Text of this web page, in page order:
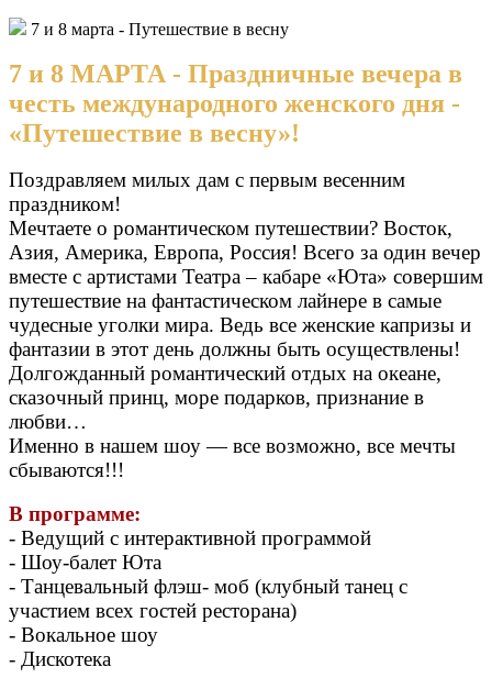
7 и 8 марта - Путешествие в весну
7 и 8 МАРТА - Праздничные вечера в
честь международного женского дня -
«Путешествие в весну»!
Поздравляем милых дам с первым весенним
праздником!
Мечтаете о романтическом путешествии? Восток,
Азия, Америка, Европа, Россия! Всего за один вечер
вместе с артистами Театра – кабаре «Юта» совершим
путешествие на фантастическом лайнере в самые
чудесные уголки мира. Ведь все женские капризы и
фантазии в этот день должны быть осуществлены!
Долгожданный романтический отдых на океане,
сказочный принц, море подарков, признание в
любви…
Именно в нашем шоу — все возможно, все мечты
сбываются!!!
В программе:
- Ведущий с интерактивной программой
- Шоу-балет Юта
- Танцевальный флэш- моб (клубный танец с
участием всех гостей ресторана)
- Вокальное шоу
- Дискотека